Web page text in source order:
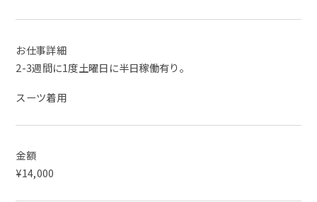
お仕事詳細
2-3週間に1度土曜日に半日稼働有り。
スーツ着用
金額
¥14,000